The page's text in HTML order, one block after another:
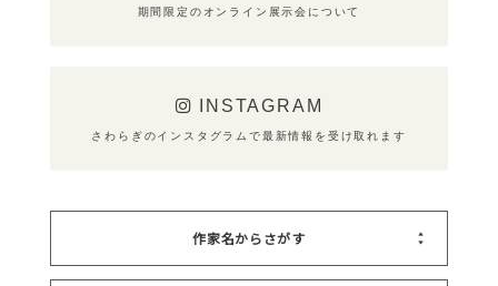
期間限定のオンライン展示会について
INSTAGRAM
さわらぎのインスタグラムで最新情報を受け取れます
作家名からさがす